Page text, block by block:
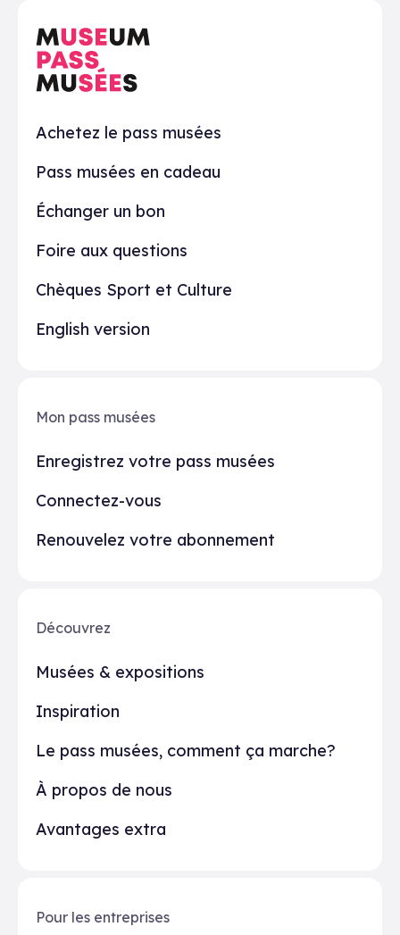
En pratique
Achetez le pass musées
Pass musées en cadeau
Échanger un bon
Foire aux questions
Chèques Sport et Culture
English version
Découvrez
Musées & expositions
Inspiration
Le pass musées, comment ça marche?
À propos de nous
Avantages extra
Pour les entreprises
Mon pass musées
Enregistrez votre pass musées
Connectez-vous
Renouvelez votre abonnement